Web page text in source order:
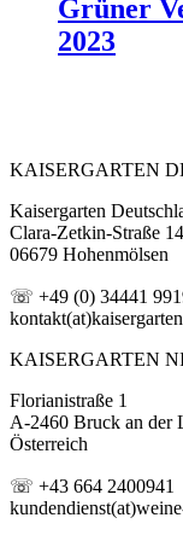
Grüner
2023
KAISERGARTEN
Kaisergarten
Clara-Zetkin-Straße
06679 Hohenmölsen
☏ +49 (0) 34441
KAISERGARTEN
Florianistraße 1
A-2460 Bruck an der
Österreich
☏ +43 664 2400941